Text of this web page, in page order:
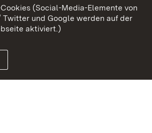
Cookies
(Social-Media-Elemente von
Twitter und Google werden auf der
aktiviert.)